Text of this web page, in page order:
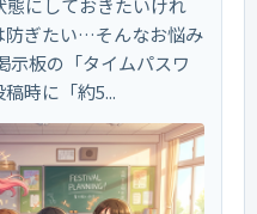
にしておきたいけれ
防ぎたい…そんなお悩み
示板の「タイムパスワ
時に「約5...